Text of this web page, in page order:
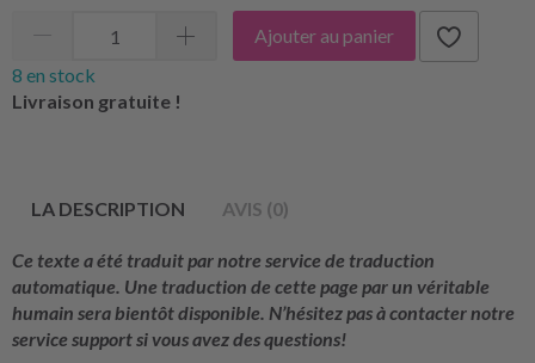
Ajouter au panier
8 en stock
Livraison gratuite !
LA DESCRIPTION AVIS (0)
Ce texte a été traduit par notre service de traduction
automatique. Une traduction de cette page par un véritable
humain sera bientôt disponible. N’hésitez pas à contacter notre
service support si vous avez des questions!